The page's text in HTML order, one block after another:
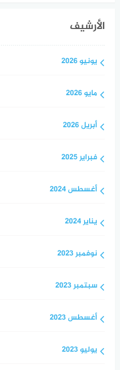
الأرشيف
يونيو 2026
مايو 2026
أبريل 2026
فبراير 2025
أغسطس 2024
يناير 2024
نوفمبر 2023
سبتمبر 2023
أغسطس 2023
يوليو 2023